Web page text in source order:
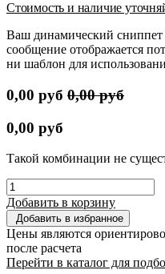
Стоимость и наличие
Ваш динамический сниппет
сообщение отображается
ни шаблон для
0,00 руб 0,00руб
0,00 руб
Такой комбинации не
Добавить в корзину
Добавить в избранное
Цены являются
после расчета
Перейти в каталог для